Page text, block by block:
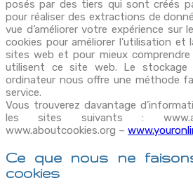
posés par des tiers qui sont créés
pour réaliser des extractions de
vue d’améliorer votre expérience sur
cookies pour améliorer l’utilisation
sites web et pour mieux
utilisent ce site web. Le stockage
ordinateur nous offre une méthode
service.
Vous trouverez davantage
les sites suivants :
www.aboutcookies.org –
Ce que nous ne
cookies